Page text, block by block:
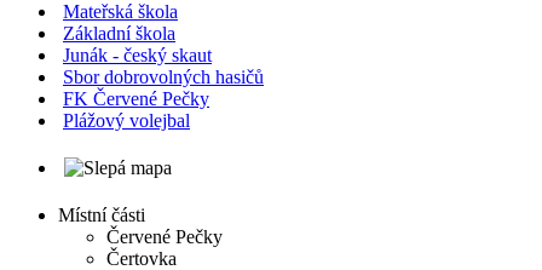
Mateřská škola
Základní škola
Junák - český skaut
Sbor dobrovolných hasičů
FK Červené Pečky
Plážový volejbal
Místní části
Červené Pečky
Čertovka